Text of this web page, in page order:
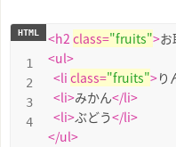
<h2 class="fruits">
<ul>
<li class="fruits">り
<li>みかん</li>
<li>ぶどう</li>
</ul>